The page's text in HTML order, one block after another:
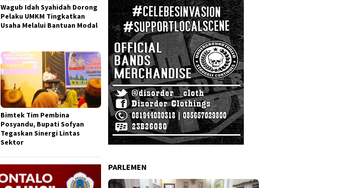
Wagub Idah Syahidah Dorong
Pelaku UMKM Tingkatkan
Usaha Melalui Bantuan Modal
Bimtek Tim Pembina
Posyandu, Bupati Sofyan
Tegaskan Sinergi Lintas
Sektor
PARLEMEN